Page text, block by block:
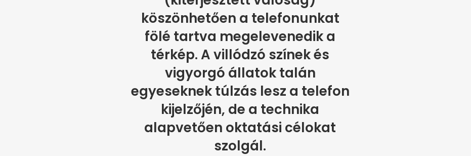
köszönhetően a telefonunkat
fölé tartva megelevenedik a
térkép. A villódzó színek és
vigyorgó állatok talán
egyeseknek túlzás lesz a telefon
kijelzőjén, de a technika
alapvetően oktatási célokat
szolgál.